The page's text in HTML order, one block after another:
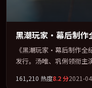
黑潮玩家·幕后制作
《黑潮玩家·幕后制作全
发行。汤唯、巩俐领衔主
架，在叙事、表演与视听
161,210 热度8.2分2021-